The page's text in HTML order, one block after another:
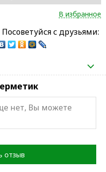
В избранное
с друзьями:
нет, Вы можете
отзыв